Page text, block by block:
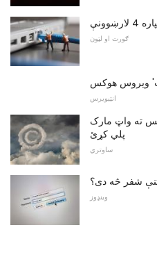
ګورت او لټون
ویروس هوکس
انټیویرس
ته واټ مارک
پلي کړئ
ساوتري
شفر څه دی؟
وینډوز